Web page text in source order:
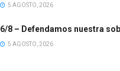
5 AGOSTO, 2026
6/8 – Defendamos nuestra
5 AGOSTO, 2026